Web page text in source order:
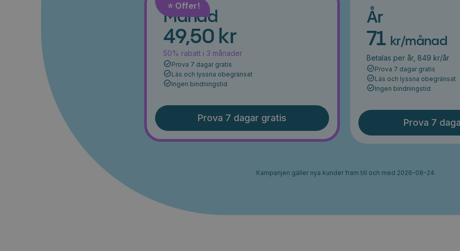
⭐️ Offer!
Månad
49,50 kr
50% rabatt i 3 månader
Prova 7 dagar gratis
Läs och lyssna obegränsat
Ingen bindningstid
Prova 7 dagar gratis
År
71 kr/månad
Betalas per år, 849 kr/år
Prova 7 dagar gratis
Läs och lyssna obegränsat
Ingen bindningstid
Prova 7
Kampanjen gäller nya kunder fram till och med 2026-08-24